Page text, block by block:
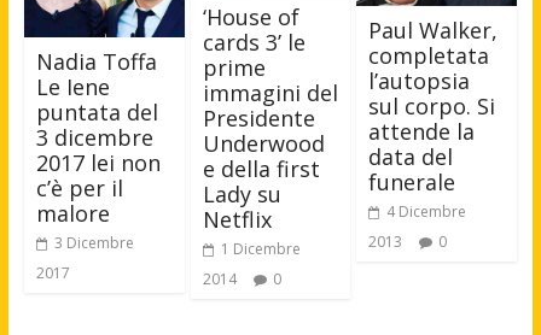
Nadia Toffa
Le Iene
puntata del
3 dicembre
2017 lei non
c’è per il
malore
3 Dicembre
2017
‘House of
cards 3’ le
prime
immagini del
Presidente
Underwood
e della first
Lady su
Netflix
1 Dicembre
2014
0
Paul Walker,
completata
l’autopsia
sul corpo. Si
attende la
data del
funerale
4 Dicembre
2013
0